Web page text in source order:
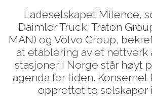
Ladeselskapet Milence,
Daimler Truck, Traton
MAN) og Volvo Group,
at etablering av et nettverk
stasjoner i Norge står høyt
agenda for tiden. Konsernet
opprettet to selskaper